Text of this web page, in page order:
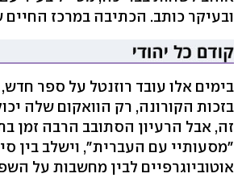
ובעיקר כותב. הכתיבה במרכז החיים
בימים אלו עובד רוזנטל על ספר חדש,
בזכות הקורונה, רק הוואקום שלה
זה, אבל הרעיון הסתובב הרבה זמן
"מסעותיי עם העברית", וישלב בין
אוטוביוגרפיים לבין מחשבות על